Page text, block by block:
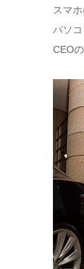
スマ
パソ
CEO